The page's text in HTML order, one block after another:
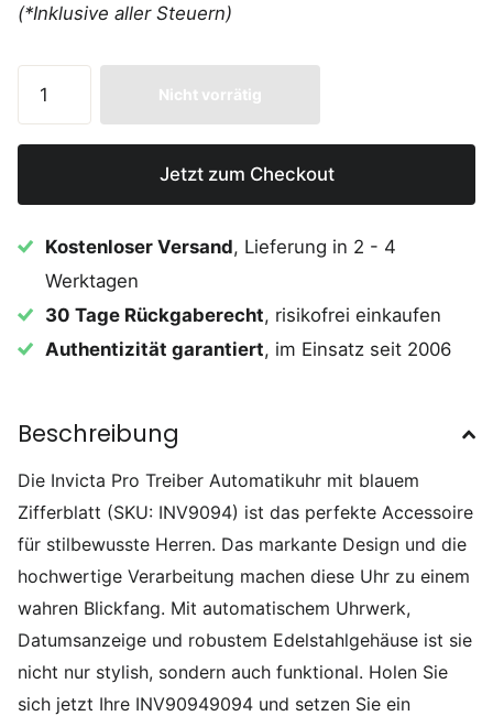
(*Inklusive aller Steuern)
Nicht vorrätig
Jetzt zum Checkout
Kostenloser Versand, Lieferung in 2 - 4
Werktagen
30 Tage Rückgaberecht, risikofrei einkaufen
Authentizität garantiert, im Einsatz seit 2006
Beschreibung
Die Invicta Pro Treiber Automatikuhr mit blauem
Zifferblatt (SKU: INV9094) ist das perfekte Accessoire
für stilbewusste Herren. Das markante Design und die
hochwertige Verarbeitung machen diese Uhr zu einem
wahren Blickfang. Mit automatischem Uhrwerk,
Datumsanzeige und robustem Edelstahlgehäuse ist sie
nicht nur stylish, sondern auch funktional. Holen Sie
sich jetzt Ihre INV90949094 und setzen Sie ein